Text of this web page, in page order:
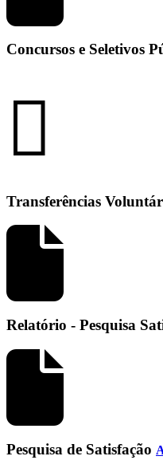
Concursos e Seletivos
Transferências
Relatório - Pesquisa
Pesquisa de Satisfação